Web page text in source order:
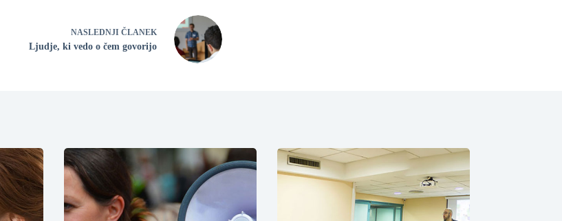
NASLEDNJI ČLANEK
Ljudje, ki vedo o čem govorijo